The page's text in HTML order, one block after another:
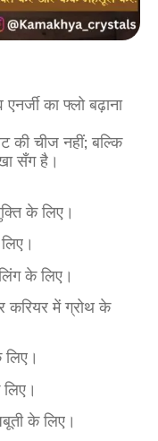
का फ्लो बढ़ाना
की चीज नहीं; बल्कि
सँग है।
के लिए।
के लिए।
में ग्रोथ के
के लिए।